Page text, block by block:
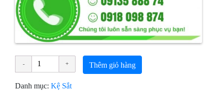
Thêm giỏ hàng
Danh mục:Kệ Sắt